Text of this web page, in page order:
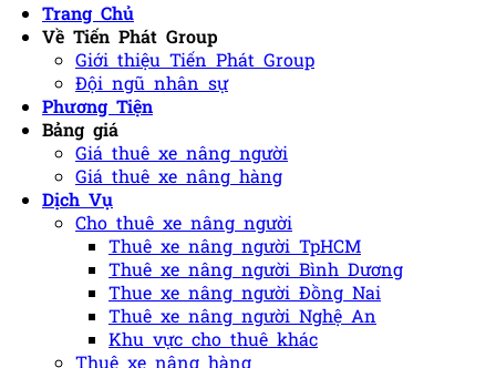
Trang Chủ
Về Tiến Phát Group
Giới thiệu Tiến Phát Group
Đội ngũ nhân sự
Phương Tiện
Bảng giá
Giá thuê xe nâng người
Giá thuê xe nâng hàng
Dịch Vụ
Cho thuê xe nâng người
Thuê xe nâng người TpHCM
Thuê xe nâng người Bình Dương
Thue xe nâng người Đồng Nai
Thuê xe nâng người Nghệ An
Khu vực cho thuê khác
Thuê xe nâng hàng